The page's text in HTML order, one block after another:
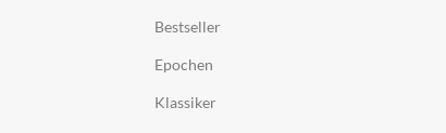
Bestseller
Epochen
Klassiker